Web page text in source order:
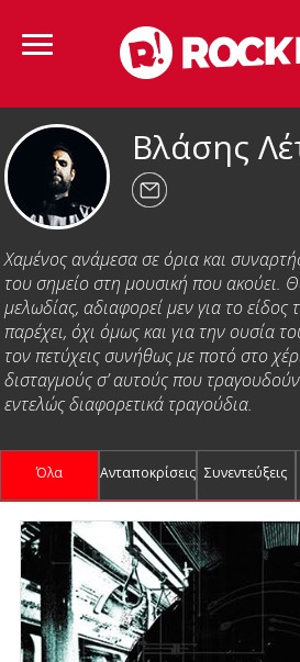
Βλάσης
Χαμένος ανάμεσα σε όρια και
του σημείο στη μουσική που ακούει.
μελωδίας, αδιαφορεί μεν για το
παρέχει, όχι όμως και για την ουσία
τον πετύχεις συνήθως με ποτό στο
δισταγμούς σ’ αυτούς που
εντελώς διαφορετικά τραγούδια.
Όλα Ανταποκρίσεις Συνεντεύξεις